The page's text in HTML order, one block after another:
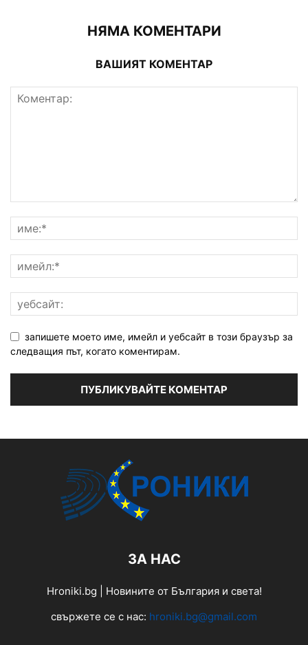
НЯМА КОМЕНТАРИ
ВАШИЯТ КОМЕНТАР
запишете моето име, имейл и уебсайт в този браузър за
следващия път, когато коментирам.
ЗА НАС
Hroniki.bg | Новините от България и света!
свържете се с нас: hroniki.bg@gmail.com